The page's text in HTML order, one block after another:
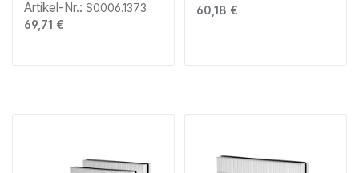
Artikel-Nr.: S0006.1373
Regulärer Preis:
69,71 €
Regulärer Preis:
60,18 €